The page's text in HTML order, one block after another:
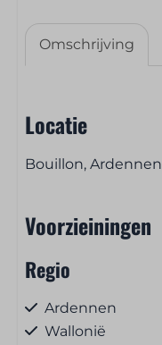
Omschrijving
Locatie
Bouillon, Ardennen
Voorzieiningen
Regio
Ardennen
Wallonië